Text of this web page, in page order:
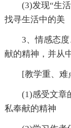
(3)发现“生
找寻生活中的美
3、情感态
献的精神，并从
[教学重、难
(1)感受文章
私奉献的精神